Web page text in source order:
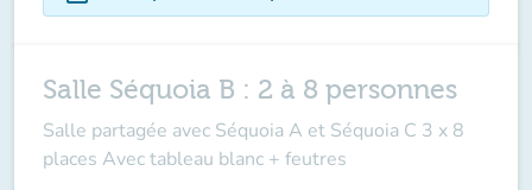
Salle Séquoia B : 2 à 8 personnes
Salle partagée avec Séquoia A et Séquoia C 3 x 8
places Avec tableau blanc + feutres